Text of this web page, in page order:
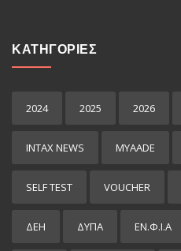
ΚΑΤΗΓΟΡΙΕΣ
2024 2025 2026
INTAX NEWS MYAADE
SELF TEST VOUCHER
ΔΕΗ ΔΥΠΑ ΕΝ.Φ.Ι.Α